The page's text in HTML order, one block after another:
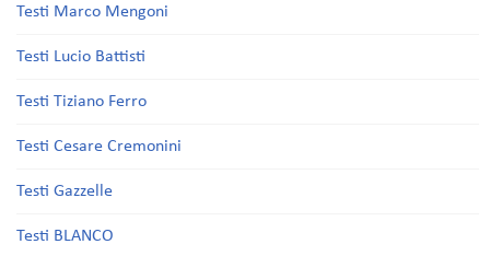
Testi Marco Mengoni
Testi Lucio Battisti
Testi Tiziano Ferro
Testi Cesare Cremonini
Testi Gazzelle
Testi BLANCO